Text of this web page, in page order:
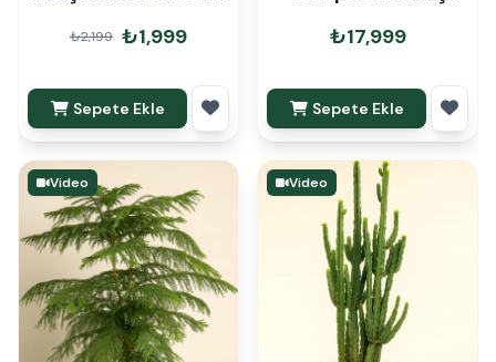
₺2,199 ₺1,999
Sepete Ekle
130-140cm
₺17,999
Sepete Ekle
Video Video